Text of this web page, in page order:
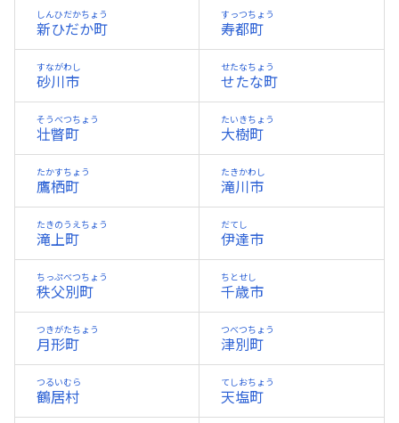
新ひだか町
しんひだかちょう
寿都町
すっつちょう
砂川市
すながわし
せたな町
せたなちょう
壮瞥町
そうべつちょう
大樹町
たいきちょう
鷹栖町
たかすちょう
滝川市
たきかわし
滝上町
たきのうえちょう
伊達市
だてし
秩父別町
ちっぷべつちょう
千歳市
ちとせし
月形町
つきがたちょう
津別町
つべつちょう
鶴居村
つるいむら
天塩町
てしおちょう